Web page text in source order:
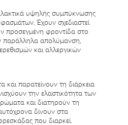
υψηλής συμπύκνωσης
Έχουν σχεδιαστεί
προσεγμένη φροντίδα στο
απολύμανση,
και αλλεργικών
και παρατείνουν τη διάρκεια
την ελαστικότητα των
και διατηρούν τη
δίνουν στα
που διαρκεί.